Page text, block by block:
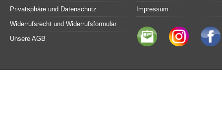
Privatsphäre und Datenschutz
Widerrufsrecht und Widerrufsformular
Unsere AGB
Impressum